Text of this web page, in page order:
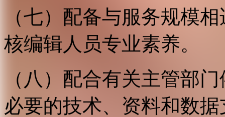
（七）配备与服务规模
核编辑人员专业素养。
（八）配合有关主管部
必要的技术、资料和数